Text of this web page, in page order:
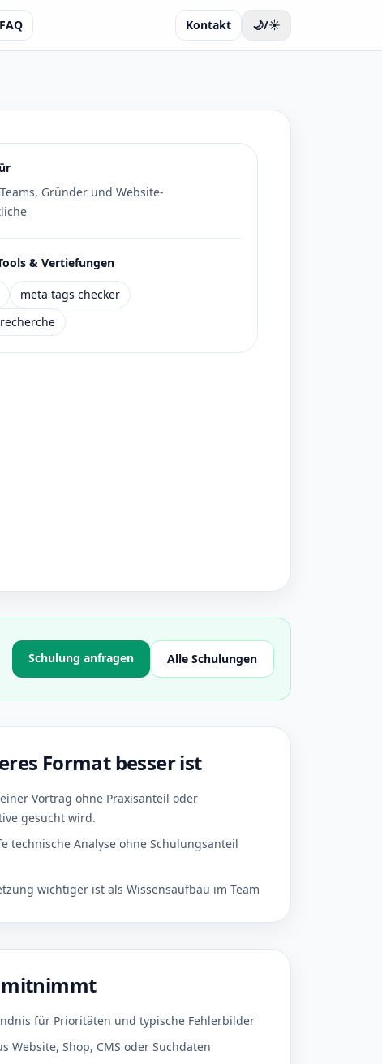
FAQ Kontakt 🌙/☀️
Gründer und Website-
& Vertiefungen
meta tags checker
Schulung anfragen Alle Schulungen
Format besser ist
Vortrag ohne Praxisanteil oder
gesucht wird.
technische Analyse ohne Schulungsanteil
wichtiger ist als Wissensaufbau im Team
mitnimmt
für Prioritäten und typische Fehlerbilder
Website, Shop, CMS oder Suchdaten